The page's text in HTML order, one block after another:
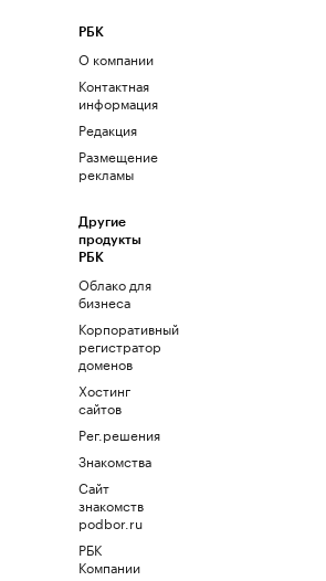
РБК
О компании
Контактная
информация
Редакция
Размещение
рекламы
Другие
продукты
РБК
Облако для
бизнеса
Корпоративный
регистратор
доменов
Хостинг
сайтов
Рег.решения
Знакомства
Сайт
знакомств
podbor.ru
РБК
Компании